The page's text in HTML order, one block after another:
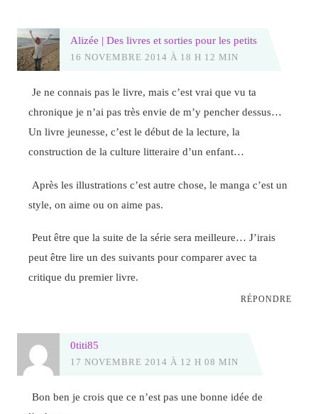
Alizée | Des livres et sorties pour les petits
16 NOVEMBRE 2014 À 18 H 12 MIN
Je ne connais pas le livre, mais c’est vrai que vu ta
chronique je n’ai pas très envie de m’y pencher dessus…
Un livre jeunesse, c’est le début de la lecture, la
construction de la culture litteraire d’un enfant…
Après les illustrations c’est autre chose, le manga c’est un
style, on aime ou on aime pas.
Peut être que la suite de la série sera meilleure… J’irais
peut être lire un des suivants pour comparer avec ta
critique du premier livre.
RÉPONDRE
0titi85
17 NOVEMBRE 2014 À 12 H 08 MIN
Bon ben je crois que ce n’est pas une bonne idée de